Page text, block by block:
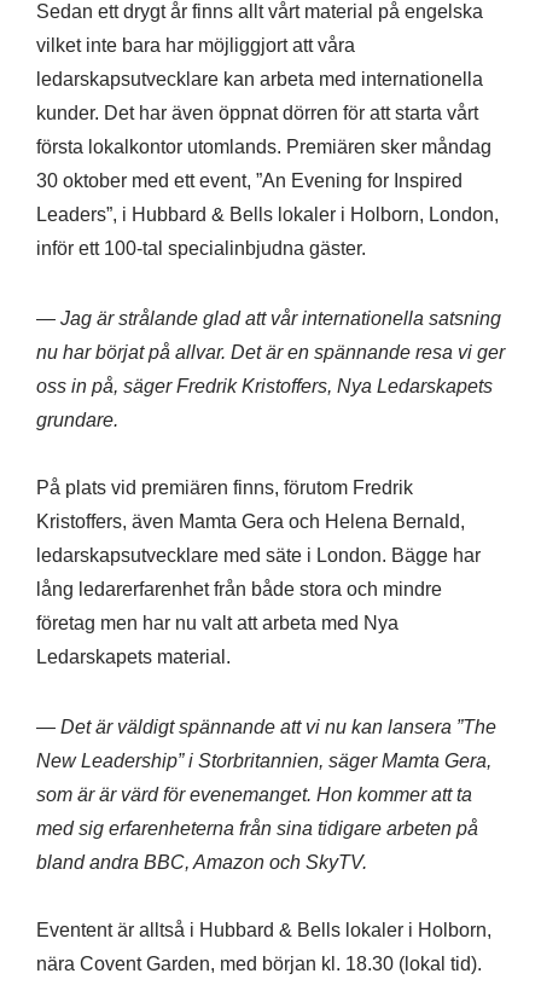
Sedan ett drygt år finns allt vårt material på engelska
vilket inte bara har möjliggjort att våra
ledarskapsutvecklare kan arbeta med internationella
kunder. Det har även öppnat dörren för att starta vårt
första lokalkontor utomlands. Premiären sker måndag
30 oktober med ett event, ”An Evening for Inspired
Leaders”, i Hubbard & Bells lokaler i Holborn, London,
inför ett 100-tal specialinbjudna gäster.
— Jag är strålande glad att vår internationella satsning
nu har börjat på allvar. Det är en spännande resa vi ger
oss in på, säger Fredrik Kristoffers, Nya Ledarskapets
grundare.
På plats vid premiären finns, förutom Fredrik
Kristoffers, även Mamta Gera och Helena Bernald,
ledarskapsutvecklare med säte i London. Bägge har
lång ledarerfarenhet från både stora och mindre
företag men har nu valt att arbeta med Nya
Ledarskapets material.
— Det är väldigt spännande att vi nu kan lansera ”The
New Leadership” i Storbritannien, säger Mamta Gera,
som är är värd för evenemanget. Hon kommer att ta
med sig erfarenheterna från sina tidigare arbeten på
bland andra BBC, Amazon och SkyTV.
Eventent är alltså i Hubbard & Bells lokaler i Holborn,
nära Covent Garden, med början kl. 18.30 (lokal tid).